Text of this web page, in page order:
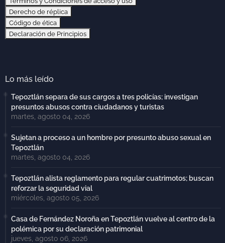
Derecho de réplica
Código de ética
Declaración de Principios
Lo más leído
Tepoztlán separa de sus cargos a tres policías; investigan
presuntos abusos contra ciudadanos y turistas
martes, agosto 04, 2026
Sujetan a proceso a un hombre por presunto abuso sexual en
Tepoztlán
martes, agosto 04, 2026
Tepoztlán alista reglamento para regular cuatrimotos; buscan
reforzar la seguridad vial
miércoles, agosto 05, 2026
Casa de Fernández Noroña en Tepoztlán vuelve al centro de la
polémica por su declaración patrimonial
jueves, agosto 06, 2026